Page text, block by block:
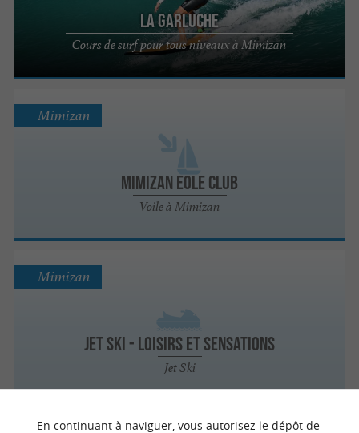
La Garluche
Cours de surf pour tous niveaux à Mimizan
Mimizan Eole Club
Voile à Mimizan
Mimizan
Jet Ski - Loisirs et Sensations
Jet Ski
Mimizan
En continuant à naviguer, vous autorisez le dépôt de